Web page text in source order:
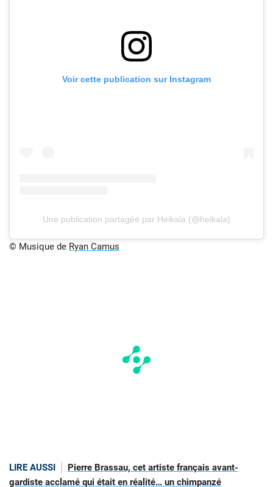
Voir cette publication sur Instagram
Une publication partagée par Heikala (@heikala)
© Musique de Ryan Camus
LIRE AUSSI
Pierre Brassau, cet artiste français avant-
gardiste acclamé qui était en réalité… un chimpanzé